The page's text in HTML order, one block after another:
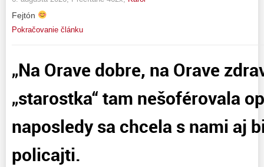
Fejtón
Pokračovanie článku
„Na Orave dobre, na Orave
„starostka“ tam nešoférovala
naposledy sa chcela s nami aj
policajti.